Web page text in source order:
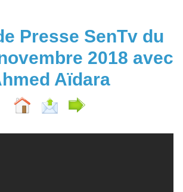
Presse SenTv du
2018 avec
Aïdara